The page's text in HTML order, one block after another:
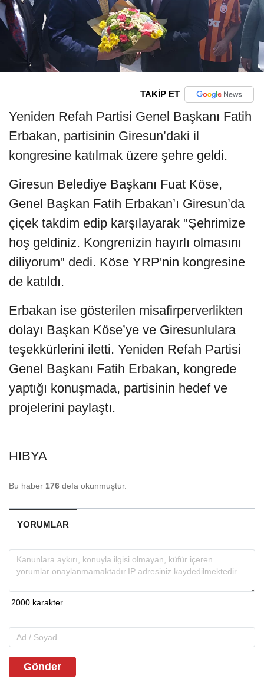
TAKİP ET
Yeniden Refah Partisi Genel Başkanı Fatih
Erbakan, partisinin Giresun’daki il
kongresine katılmak üzere şehre geldi.
Giresun Belediye Başkanı Fuat Köse,
Genel Başkan Fatih Erbakan’ı Giresun’da
çiçek takdim edip karşılayarak "Şehrimize
hoş geldiniz. Kongrenizin hayırlı olmasını
diliyorum" dedi. Köse YRP'nin kongresine
de katıldı.
Erbakan ise gösterilen misafirperverlikten
dolayı Başkan Köse’ye ve Giresunlulara
teşekkürlerini iletti. Yeniden Refah Partisi
Genel Başkanı Fatih Erbakan, kongrede
yaptığı konuşmada, partisinin hedef ve
projelerini paylaştı.
HIBYA
Bu haber 176 defa okunmuştur.
YORUMLAR
Gönder